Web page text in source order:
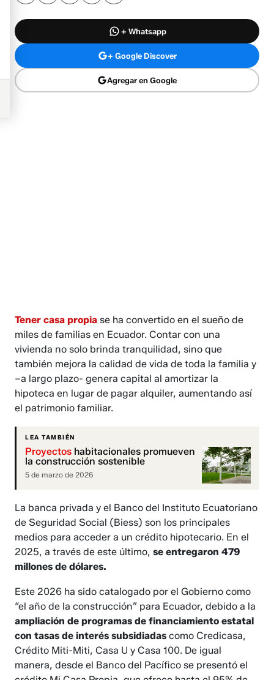
+ Whatsapp
+ Google Discover
Agregar en Google
Tener casa propia se ha convertido en el sueño de
miles de familias en Ecuador. Contar con una
vivienda no solo brinda tranquilidad, sino que
también mejora la calidad de vida de toda la familia y
–a largo plazo- genera capital al amortizar la
hipoteca en lugar de pagar alquiler, aumentando así
el patrimonio familiar.
LEA TAMBIÉN
Proyectos habitacionales promueven
la construcción sostenible
5 de marzo de 2026
La banca privada y el Banco del Instituto Ecuatoriano
de Seguridad Social (Biess) son los principales
medios para acceder a un crédito hipotecario. En el
2025, a través de este último,se entregaron 479
millones de dólares.
Este 2026 ha sido catalogado por el Gobierno como
“el año de la construcción” para Ecuador, debido a la
ampliación de programas de financiamiento estatal
con tasas de interés subsidiadascomo Credicasa,
Crédito Miti-Miti, Casa U y Casa 100. De igual
manera, desde el Banco del Pacífico se presentó el